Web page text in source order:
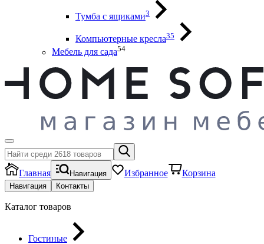
Тумба с ящиками3
Компьютерные кресла35
Мебель для сада54
Главная Навигация Избранное Корзина
Навигация Контакты
Каталог товаров
Гостиные